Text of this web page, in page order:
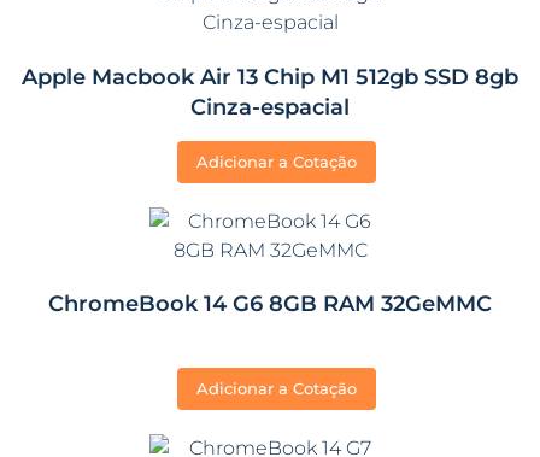
Apple Macbook Air 13 Chip M1 512gb SSD 8gb
Cinza-espacial
Adicionar a Cotação
ChromeBook 14 G6 8GB RAM 32GeMMC
Adicionar a Cotação